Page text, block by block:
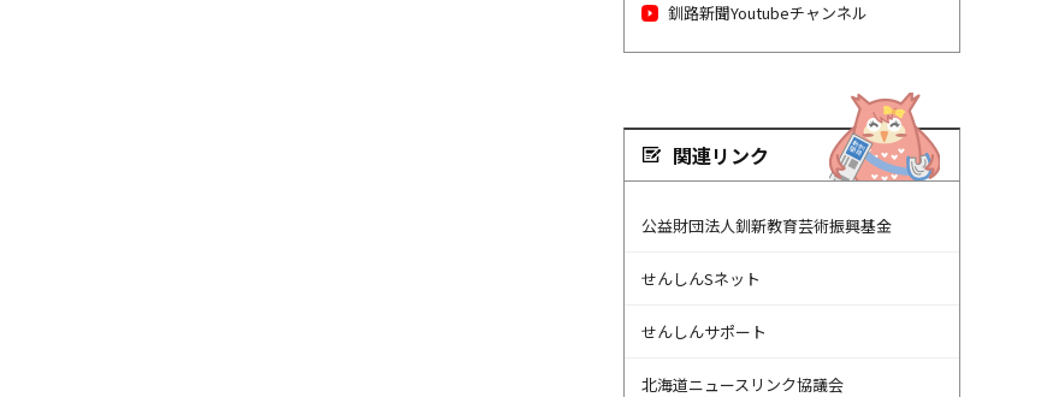
釧路新聞Youtubeチャンネル
関連リンク
公益財団法人釧新教育芸術振興基金
せんしんSネット
せんしんサポート
北海道ニュースリンク協議会